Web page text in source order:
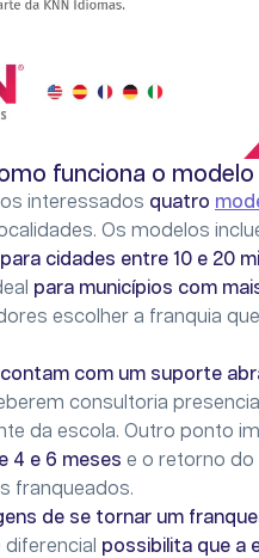
funciona o
interessados quatro
Os modelos
para cidades entre 10 e 20
para municípios com
escolher a franquia
com um suporte
consultoria
da escola. Outro ponto
4 e 6 meses e o retorno do
franqueados.
de se tornar um
possibilita que a